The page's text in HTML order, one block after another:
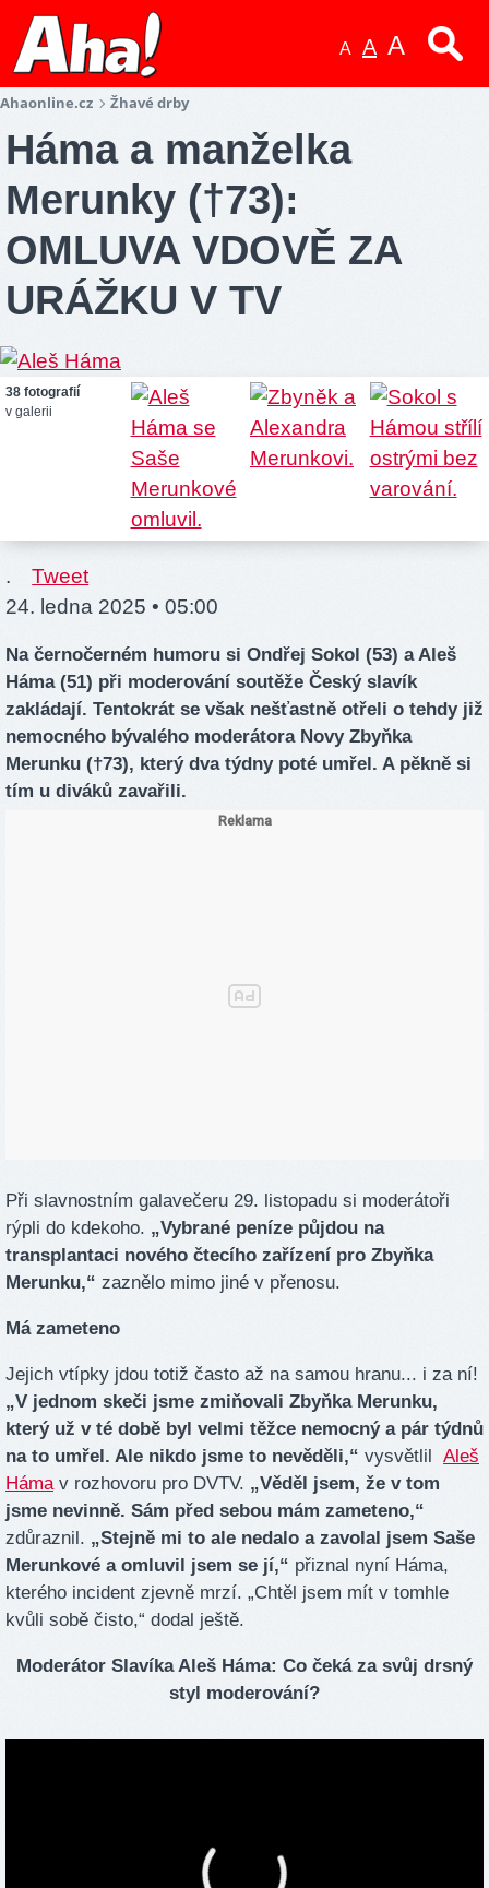
A A A
Ahaonline.cz Žhavé drby
Háma a manželka
Merunky (†73):
OMLUVA VDOVĚ ZA
URÁŽKU V TV
38 fotografií
v galerii
.
Tweet
24. ledna 2025 • 05:00
Na černočerném humoru si Ondřej Sokol (53) a Aleš
Háma (51) při moderování soutěže Český slavík
zakládají. Tentokrát se však nešťastně otřeli o tehdy již
nemocného bývalého moderátora Novy Zbyňka
Merunku (†73), který dva týdny poté umřel. A pěkně si
tím u diváků zavařili.
Při slavnostním galavečeru 29. listopadu si moderátoři
rýpli do kdekoho. „Vybrané peníze půjdou na
transplantaci nového čtecího zařízení pro Zbyňka
Merunku,“ zaznělo mimo jiné v přenosu.
Má zameteno
Jejich vtípky jdou totiž často až na samou hranu... i za ní!
„V jednom skeči jsme zmiňovali Zbyňka Merunku,
který už v té době byl velmi těžce nemocný a pár týdnů
na to umřel. Ale nikdo jsme to nevěděli,“ vysvětlil Aleš
Háma v rozhovoru pro DVTV. „Věděl jsem, že v tom
jsme nevinně. Sám před sebou mám zameteno,“
zdůraznil. „Stejně mi to ale nedalo a zavolal jsem Saše
Merunkové a omluvil jsem se jí,“ přiznal nyní Háma,
kterého incident zjevně mrzí. „Chtěl jsem mít v tomhle
kvůli sobě čisto,“ dodal ještě.
Moderátor Slavíka Aleš Háma: Co čeká za svůj drsný
styl moderování?